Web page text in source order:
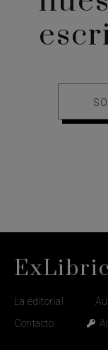
ExLibric
La editorial
Contacto